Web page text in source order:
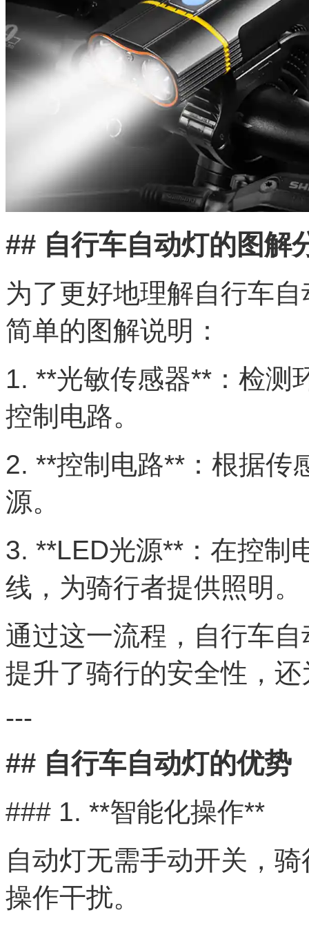
## 自行车自动灯的图解
为了更好地理解自行车
简单的图解说明：
1. **光敏传感器**：检测
控制电路。
2. **控制电路**：根据传
源。
3. **LED光源**：在控制
线，为骑行者提供照明。
通过这一流程，自行车
提升了骑行的安全性，
---
## 自行车自动灯的优势
### 1. **智能化操作**
自动灯无需手动开关，
操作干扰。